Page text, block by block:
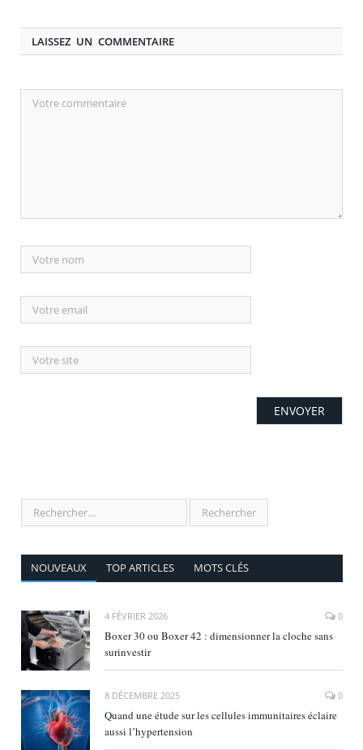
LAISSEZ UN COMMENTAIRE
NOUVEAUX TOP ARTICLES MOTS CLÉS
4 FÉVRIER 2026 0
Boxer 30 ou Boxer 42 : dimensionner la cloche sans
surinvestir
8 DÉCEMBRE 2025 0
Quand une étude sur les cellules immunitaires éclaire
aussi l’hypertension